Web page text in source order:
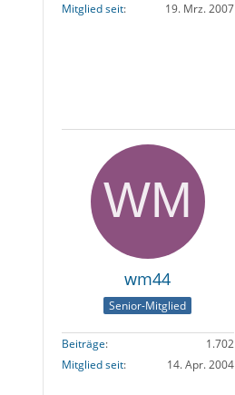
Mitglied seit
19. Mrz. 2007
wm44
Senior-Mitglied
Beiträge
1.702
Mitglied seit
14. Apr. 2004